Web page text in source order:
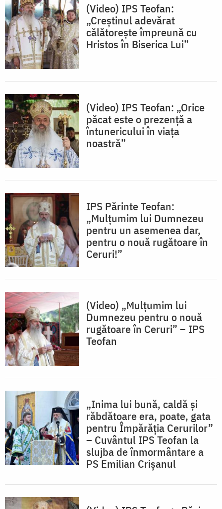
(Video) IPS Teofan:
„Creștinul adevărat
călătorește împreună cu
Hristos în Biserica Lui”
(Video) IPS Teofan: „Orice
păcat este o prezență a
întunericului în viața
noastră”
IPS Părinte Teofan:
„Mulțumim lui Dumnezeu
pentru un asemenea dar,
pentru o nouă rugătoare în
Ceruri!”
(Video) „Mulțumim lui
Dumnezeu pentru o nouă
rugătoare în Ceruri” – IPS
Teofan
„Inima lui bună, caldă și
răbdătoare era, poate, gata
pentru Împărăția Cerurilor”
– Cuvântul IPS Teofan la
slujba de înmormântare a
PS Emilian Crișanul